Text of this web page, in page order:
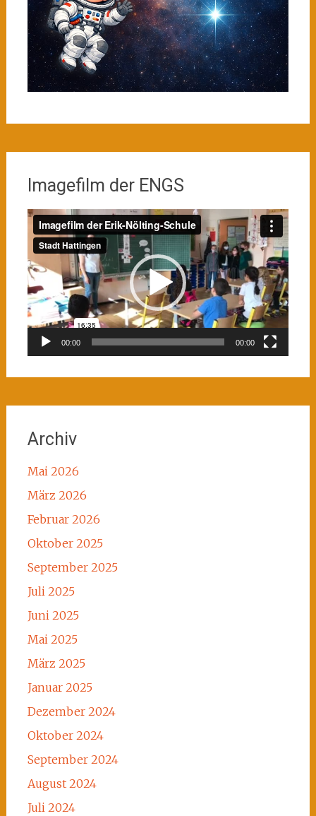
Imagefilm der ENGS
Video-
Player
00:00 00:00
Archiv
Mai 2026
März 2026
Februar 2026
Oktober 2025
September 2025
Juli 2025
Juni 2025
Mai 2025
März 2025
Januar 2025
Dezember 2024
Oktober 2024
September 2024
August 2024
Juli 2024